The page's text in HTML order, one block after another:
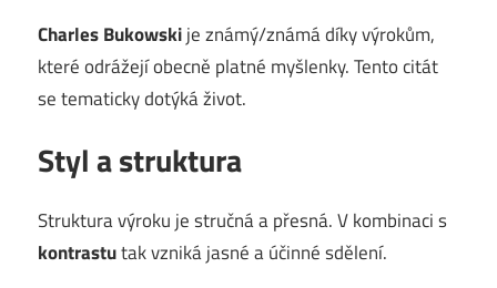
Charles Bukowskije známý/známá díky výrokům,
které odrážejí obecně platné myšlenky. Tento citát
se tematicky dotýká život.
Styl a struktura
Struktura výroku je stručná a přesná. V kombinaci s
kontrastutak vzniká jasné a účinné sdělení.